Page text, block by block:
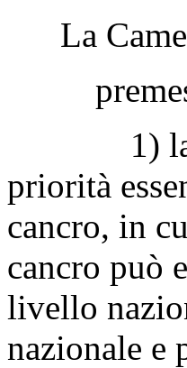
La
1) la
priorità
cancro, in
cancro può
livello
nazionale e